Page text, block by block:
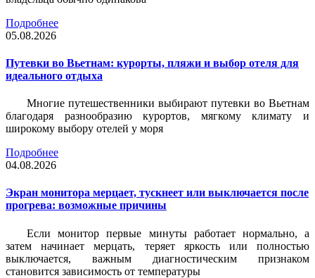
Подробнее
05.08.2026
Путевки во Вьетнам: курорты, пляжи и выбор отеля для
идеального отдыха
Многие путешественники выбирают путевки во Вьетнам
благодаря разнообразию курортов, мягкому климату и
широкому выбору отелей у моря
Подробнее
04.08.2026
Экран монитора мерцает, тускнеет или выключается после
прогрева: возможные причины
Если монитор первые минуты работает нормально, а
затем начинает мерцать, теряет яркость или полностью
выключается, важным диагностическим признаком
становится зависимость от температуры